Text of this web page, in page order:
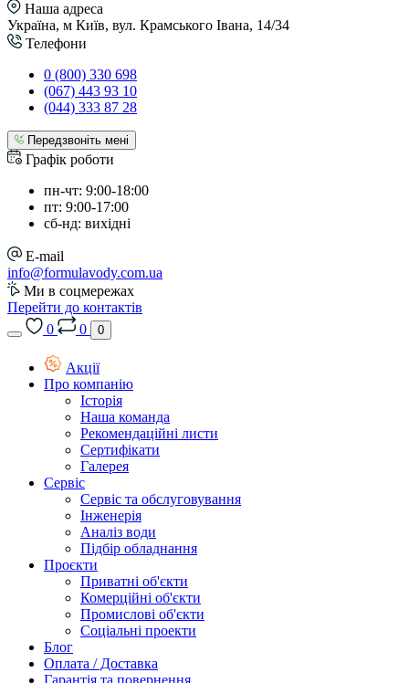
Наша адреса
Україна, м Київ, вул. Крамського Івана, 14/34
Телефони
0 (800) 330 698
(067) 443 93 10
(044) 333 87 28
Передзвоніть мені
Графік роботи
пн-чт: 9:00-18:00
пт: 9:00-17:00
сб-нд: вихідні
E-mail
info@formulavody.com.ua
Ми в соцмережах
Перейти до контактів
0
0 0
Акції
Про компанію
Історія
Наша команда
Рекомендаційні листи
Сертифікати
Галерея
Сервіс
Сервіс та обслуговування
Інженерія
Аналіз води
Підбір обладнання
Проєкти
Приватні об'єкти
Комерційні об'єкти
Промислові об'єкти
Соціальні проекти
Блог
Оплата / Доставка
Гарантія та повернення